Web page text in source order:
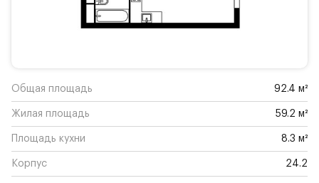
Общая площадь 92.4 м²
Жилая площадь 59.2 м²
Площадь кухни 8.3 м²
Корпус 24.2